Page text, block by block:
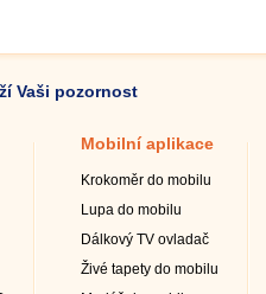
Vaši pozornost
Mobilní aplikace
Krokoměr do mobilu
Lupa do mobilu
Dálkový TV ovladač
Živé tapety do mobilu